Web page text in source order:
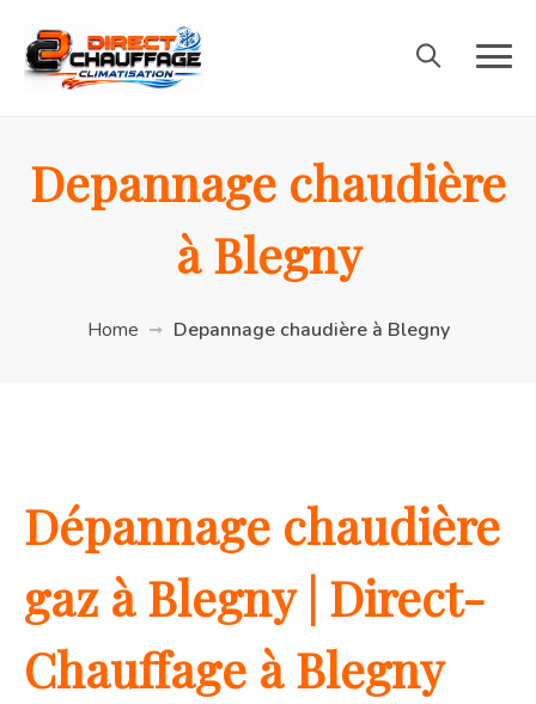
Depannage chaudière
à Blegny
Home Depannage chaudière à Blegny
Dépannage chaudière
gaz à Blegny | Direct-
Chauffage à Blegny